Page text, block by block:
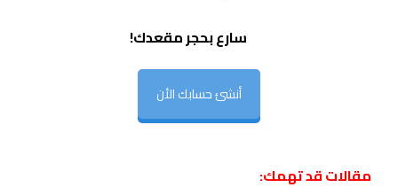
سارع بحجر مقعدك!
أنشئ حسابك الأن
مقالات قد تهمك: